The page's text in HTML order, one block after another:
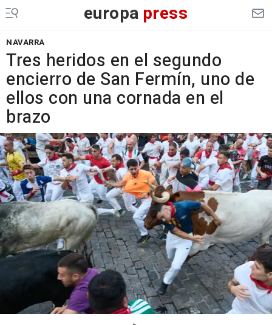
europa press
NAVARRA
Tres heridos en el segundo
encierro de San Fermín, uno de
ellos con una cornada en el
brazo